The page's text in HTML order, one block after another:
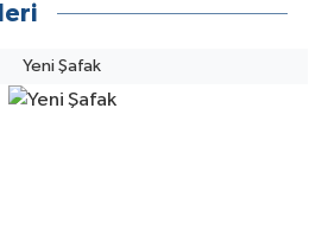
Yeni Şafak